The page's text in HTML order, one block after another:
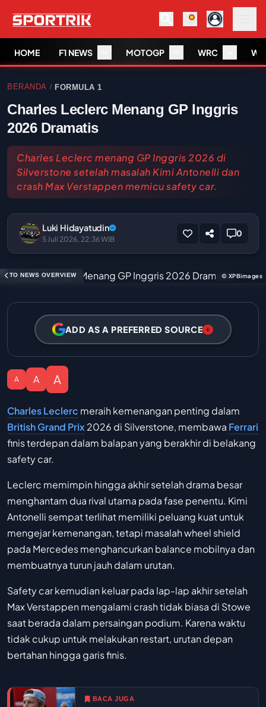
HOME F1 NEWS MOTOGP WRC
BERANDA / FORMULA 1
Charles Leclerc Menang GP Inggris
2026 Dramatis
Charles Leclerc menang GP Inggris 2026 di
Silverstone setelah masalah Kimi Antonelli dan
crash Max Verstappen memicu safety car.
Luki Hidayatudin
5 Juli 2026, 22:36 WIB
0
TO NEWS OVERVIEW © XPBimages
ADD AS A PREFERRED SOURCE
A A A
Charles Leclerc meraih kemenangan penting dalam
British Grand Prix 2026 di Silverstone, membawa Ferrari
finis terdepan dalam balapan yang berakhir di belakang
safety car.
Leclerc memimpin hingga akhir setelah drama besar
menghantam dua rival utama pada fase penentu. Kimi
Antonelli sempat terlihat memiliki peluang kuat untuk
mengejar kemenangan, tetapi masalah wheel shield
pada Mercedes menghancurkan balance mobilnya dan
membuatnya turun jauh dalam urutan.
Safety car kemudian keluar pada lap-lap akhir setelah
Max Verstappen mengalami crash tidak biasa di Stowe
saat berada dalam persaingan podium. Karena waktu
tidak cukup untuk melakukan restart, urutan depan
bertahan hingga garis finis.
BACA JUGA